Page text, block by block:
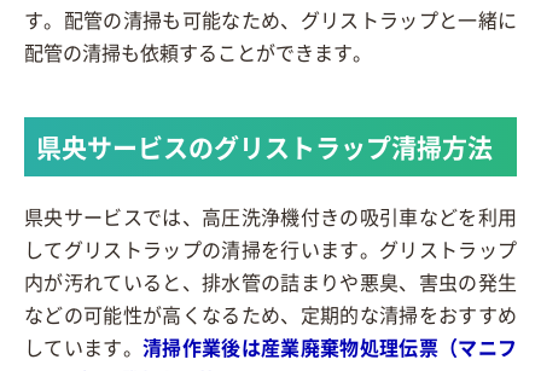
す。配管の清掃も可能なため、グリストラップと一緒に
配管の清掃も依頼することができます。
県央サービスのグリストラップ清掃方法
県央サービスでは、高圧洗浄機付きの吸引車などを利用
してグリストラップの清掃を行います。グリストラップ
内が汚れていると、排水管の詰まりや悪臭、害虫の発生
などの可能性が高くなるため、定期的な清掃をおすすめ
しています。 清掃作業後は産業廃棄物処理伝票（マニフ